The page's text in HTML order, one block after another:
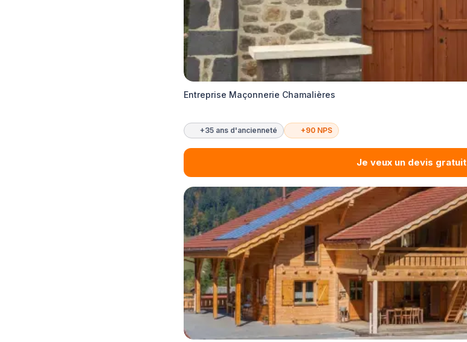
Entreprise Maçonnerie Chamalières
+35 ans d'ancienneté +90 NPS
Je veux un devis gratuit